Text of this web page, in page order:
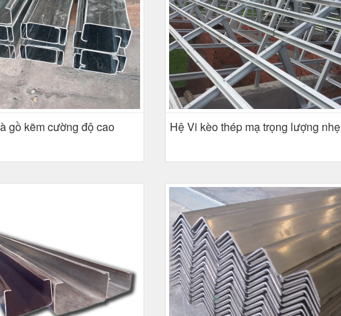
gồ kẽm cường độ cao Hệ Vi kèo thép mạ trọng lượng nhẹ